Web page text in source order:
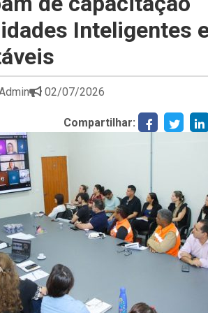
Inteligentes
02/07/2026
Compartilhar: